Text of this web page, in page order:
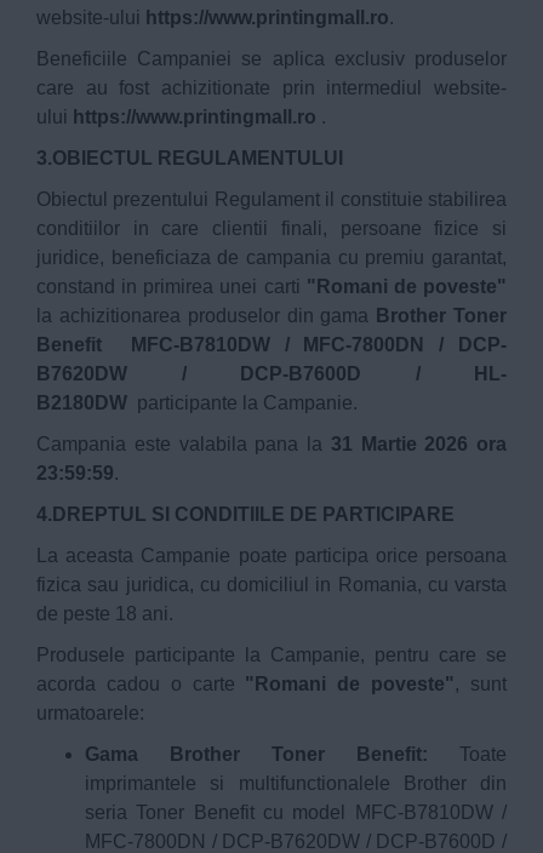
website-ului https://www.printingmall.ro.
Beneficiile Campaniei se aplica exclusiv produselor
care au fost achizitionate prin intermediul website-
ului https://www.printingmall.ro .
3.OBIECTUL REGULAMENTULUI
Obiectul prezentului Regulament il constituie stabilirea
conditiilor in care clientii finali, persoane fizice si
juridice, beneficiaza de campania cu premiu garantat,
constand in primirea unei carti "Romani de poveste"
la achizitionarea produselor din gama Brother Toner
Benefit MFC-B7810DW / MFC-7800DN / DCP-
B7620DW / DCP-B7600D / HL-
B2180DW participante la Campanie.
Campania este valabila pana la 31 Martie 2026 ora
23:59:59.
4.DREPTUL SI CONDITIILE DE PARTICIPARE
La aceasta Campanie poate participa orice persoana
fizica sau juridica, cu domiciliul in Romania, cu varsta
de peste 18 ani.
Produsele participante la Campanie, pentru care se
acorda cadou o carte "Romani de poveste" , sunt
urmatoarele:
Gama Brother Toner Benefit: Toate
imprimantele si multifunctionalele Brother din
seria Toner Benefit cu model MFC-B7810DW /
MFC-7800DN / DCP-B7620DW / DCP-B7600D /